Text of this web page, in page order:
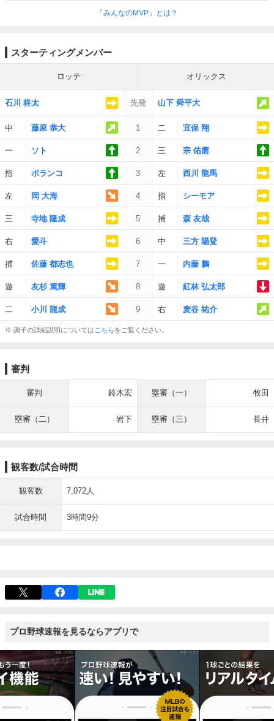
「みんなのMVP」とは？
スターティングメンバー
ロッテ オリックス
石川 柊太 先発 山下 舜平大
中 藤原 恭大 1 二 宜保 翔
一 ソト 2 三 宗 佑磨
指 ポランコ 3 左 西川 龍馬
左 岡 大海 4 指 シーモア
三 寺地 隆成 5 捕 森 友哉
右 愛斗 6 中 三方 陽登
捕 佐藤 都志也 7 一 内藤 鵬
遊 友杉 篤輝 8 遊 紅林 弘太郎
二 小川 龍成 9 右 麦谷 祐介
※ 調子の詳細説明については こちらをご覧ください。
審判
審判 鈴木宏 塁審（一） 牧田
塁審（二） 岩下 塁審（三） 長井
観客数/試合時間
観客数 7,072人
試合時間 3時間9分
プロ野球速報を見るならアプリで